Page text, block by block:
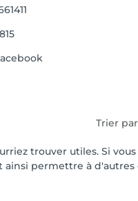
Trier par
trouver utiles. Si
permettre à